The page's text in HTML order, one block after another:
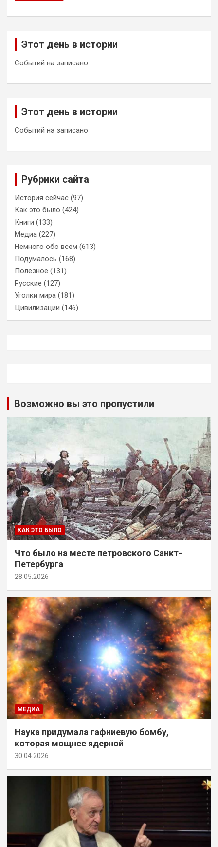
Этот день в истории
Событий на записано
Этот день в истории
Событий на записано
Рубрики сайта
История сейчас (97)
Как это было (424)
Книги (133)
Медиа (227)
Немного обо всём (613)
Подумалось (168)
Полезное (131)
Русские (127)
Уголки мира (181)
Цивилизации (146)
Возможно вы это пропустили
КАК ЭТО БЫЛО
Что было на месте петровского Санкт-
Петербурга
28.05.2026
МЕДИА
Наука придумала гафниевую бомбу,
которая мощнее ядерной
30.04.2026